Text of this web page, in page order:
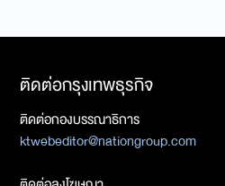
ติดต่อกรุงเทพธุรกิจ
ติดต่อกองบรรณาธิการ
ktwebeditor@nationgroup.com